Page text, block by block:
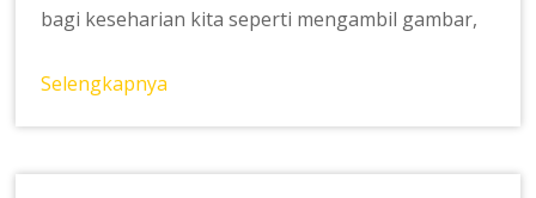
bagi keseharian kita seperti mengambil gambar,
Selengkapnya